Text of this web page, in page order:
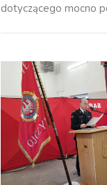
dotyczącego mocno